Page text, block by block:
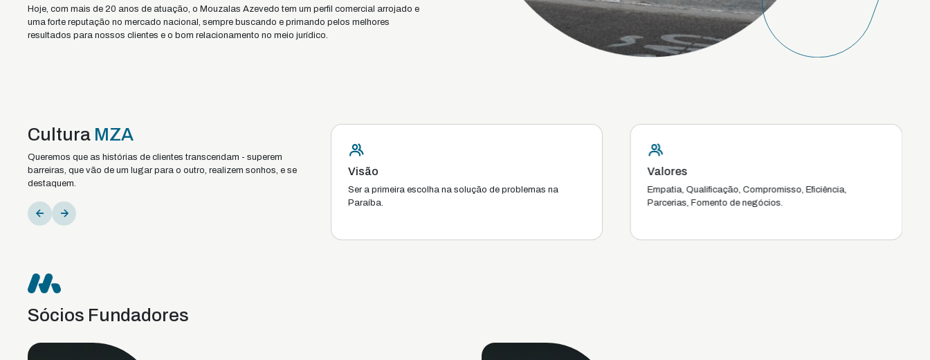
Hoje, com mais de 20 anos de atuação, o Mouzalas Azevedo tem um perfil comercial arrojado e
uma forte reputação no mercado nacional, sempre buscando e primando pelos melhores
resultados para nossos clientes e o bom relacionamento no meio jurídico.
Cultura MZA
Queremos que as histórias de clientes transcendam - superem
barreiras, que vão de um lugar para o outro, realizem sonhos, e se
destaquem.
Missão
Oferecer à sociedade uma advocacia estratégica voltada
para a resolução de interesses diversos com atuação
multidisciplinar.
Visão
Ser a primeira escolha na solução de problemas na
Paraíba.
Valores
Empatia, Qualificação, Compromisso, Eficiência,
Parcerias, Fomento de negócios.
Sócios Fundadores